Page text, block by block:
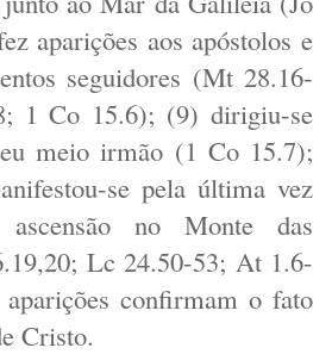
aparições aos apóstolos e
seguidores (Mt 28.16-
1 Co 15.6); (9) dirigiu-se
meio irmão (1 Co 15.7);
se pela última vez
no Monte das
Lc 24.50-53; At 1.6-
aparições confirmam o fato
Cristo.